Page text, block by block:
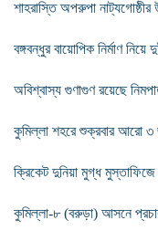
শাহরাস্তি অপরুপা
বঙ্গবন্ধুর বায়োপিক নির্মাণ
অবিশ্বাস্য গুণাগুণ রয়েছে
কুমিল্লা শহরে শুক্রবার আরো ৩
ক্রিকেট দুনিয়া মুগ্ধ মুস্তাফিজে
কুমিল্লা-৮ (বরুড়া) আসনে